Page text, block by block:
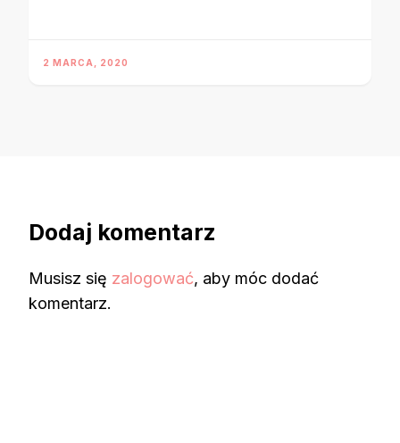
2 MARCA, 2020
Dodaj komentarz
Musisz się zalogować, aby móc dodać
komentarz.